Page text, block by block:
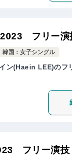
フリー
韓国：女子シングル
ン(Haein LEE)のフ
フリー演